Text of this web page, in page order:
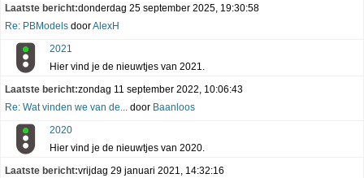
Laatste bericht:donderdag 25 september 2025, 19:30:58
Re: PBModels doorAlexH
2021
Hier vind je de nieuwtjes van 2021.
Laatste bericht:zondag 11 september 2022, 10:06:43
Re: Wat vinden we van de... door Baanloos
2020
Hier vind je de nieuwtjes van 2020.
Laatste bericht:vrijdag 29 januari 2021, 14:32:16